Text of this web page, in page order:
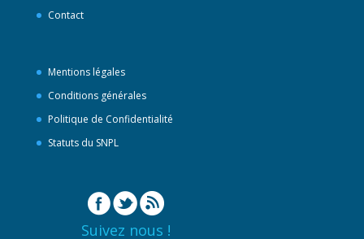
Contact
Mentions légales
Conditions générales
Politique de Confidentialité
Statuts du SNPL
Suivez nous !